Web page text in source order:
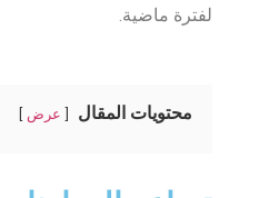
لفترة ماضية.
محتويات المقال عرض